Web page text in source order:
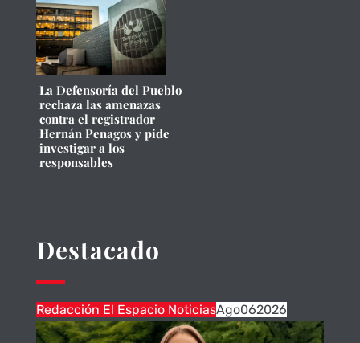
La Defensoría del Pueblo
rechaza las amenazas
contra el registrador
Hernán Penagos y pide
investigar a los
responsables
Destacado
Redacción El Espacio NoticiasAgo062026